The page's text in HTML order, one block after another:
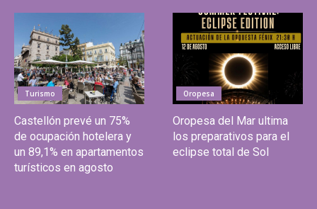
Turismo
Castellón prevé un 75%
de ocupación hotelera y
un 89,1% en apartamentos
turísticos en agosto
Oropesa
Oropesa del Mar ultima
los preparativos para el
eclipse total de Sol